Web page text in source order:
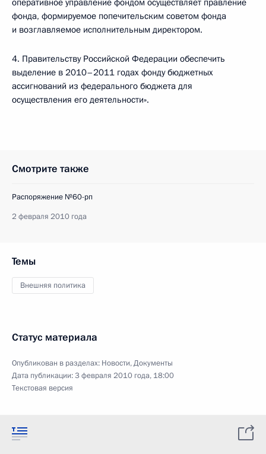
оперативное управление фондом осуществляет правление
фонда, формируемое попечительским советом фонда
и возглавляемое исполнительным директором.
4. Правительству Российской Федерации обеспечить
выделение в 2010–2011 годах фонду бюджетных
ассигнований из федерального бюджета для
осуществления его деятельности».
Смотрите также
Распоряжение №60-рп
2 февраля 2010 года
Темы
Внешняя политика
Статус материала
Опубликован в разделах: Новости,Документы
Дата публикации:3 февраля 2010 года, 18:00
Текстовая версия